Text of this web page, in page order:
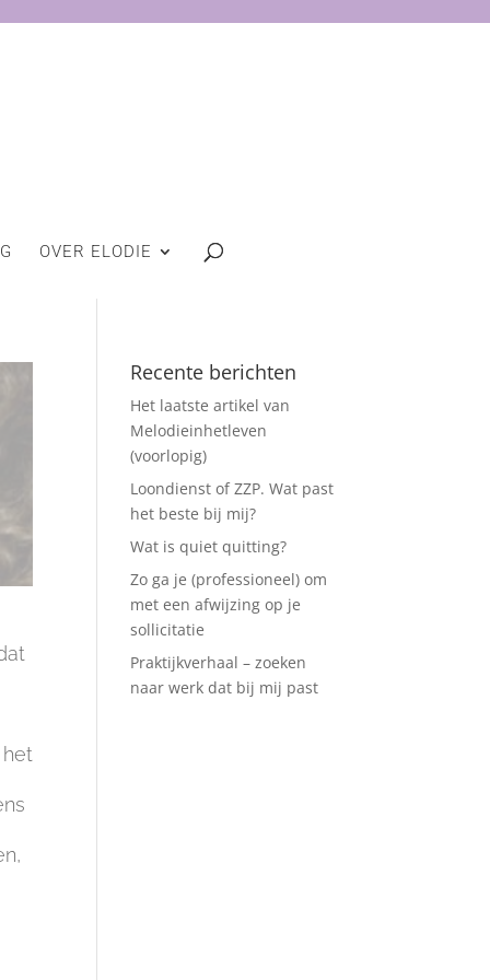
OVER ELODIE
Recente berichten
Het laatste artikel van
Melodieinhetleven
(voorlopig)
Loondienst of ZZP. Wat past
het beste bij mij?
Wat is quiet quitting?
Zo ga je (professioneel) om
met een afwijzing op je
sollicitatie
Praktijkverhaal – zoeken
naar werk dat bij mij past